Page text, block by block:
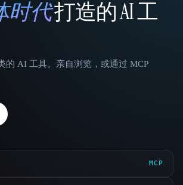
时代打造的 AI 工
的 AI 工具。亲自浏览，或通过 MCP
MCP